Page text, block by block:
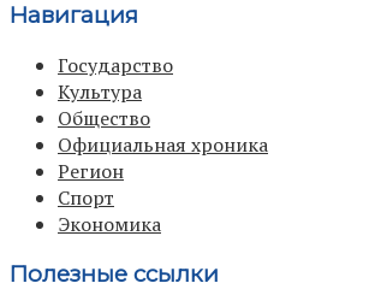
Навигация
Государство
Культура
Общество
Официальная хроника
Регион
Спорт
Экономика
Полезные ссылки